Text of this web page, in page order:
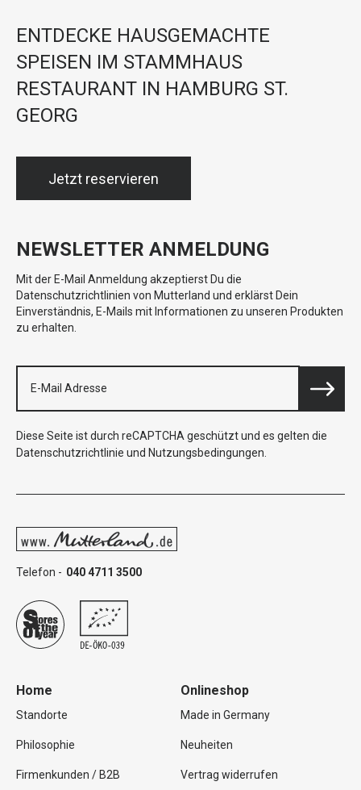
ENTDECKE HAUSGEMACHTE
SPEISEN IM STAMMHAUS
RESTAURANT IN HAMBURG ST.
GEORG
Jetzt reservieren
NEWSLETTER ANMELDUNG
Mit der E-Mail Anmeldung akzeptierst Du die
Datenschutzrichtlinien von Mutterland und erklärst Dein
Einverständnis, E-Mails mit Informationen zu unseren Produkten
zu erhalten.
Diese Seite ist durch reCAPTCHA geschützt und es gelten die
Datenschutzrichtlinie und Nutzungsbedingungen
Telefon - 040 4711 3500
Home
Standorte
Philosophie
Firmenkunden / B2B
Onlineshop
Made in Germany
Neuheiten
Vertrag widerrufen